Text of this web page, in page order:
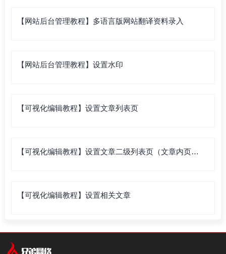
【网站后台管理教程】多语言版网站翻译资料录入
【网站后台管理教程】设置水印
【可视化编辑教程】设置文章列表页
【可视化编辑教程】设置文章二级列表页（文章内页列
【可视化编辑教程】设置相关文章